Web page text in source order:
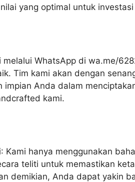
yang optimal untuk
WhatsApp di wa.me/
Tim kami akan dengan
Anda dalam
kami.
: Kami hanya menggunakan
teliti untuk memastikan
demikian, Anda dapat yakin